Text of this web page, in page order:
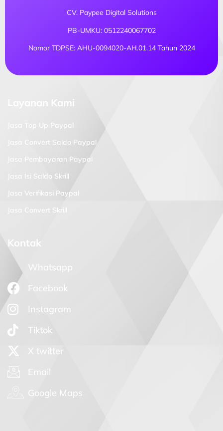
CV. Paypee Digital Solutions
PB-UMKU: 0512240067702
Nomor TDPSE: AHU-0094020-AH.01.14 Tahun 2024
Layanan Kami
Jasa Top Up Paypal
Jasa Convert Saldo Paypal
Jasa Pembayaran Paypal
Jasa Isi Saldo Skrill
Jasa Verifikasi Paypal
Jasa Convert Skrill
Kontak
Whatsapp
Facebook
Instagram
Tiktok
X twitter
Email
Google Maps